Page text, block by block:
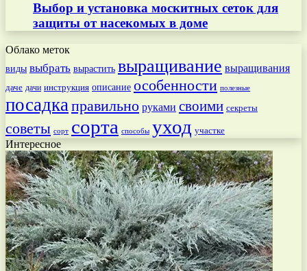
Выбор и установка москитных сеток для
защиты от насекомых в доме
Облако меток
виды выбрать вырастить выращивание выращивания
даче дачи инструкция описание особенности полезные
посадка правильно руками своими секреты
советы сорт сорта способы уход участке
Интересное